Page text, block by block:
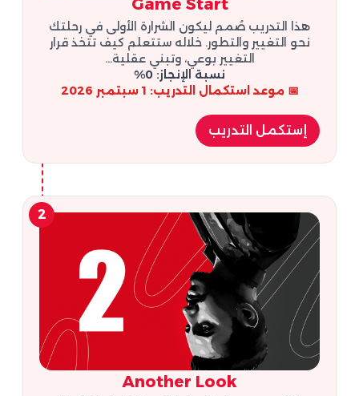
Game Start
هذا التدريب صُمم ليكون الشرارة الأولى في رحلتك
نحو التغيير والتطور. خلاله ستتعلم كيف تتخذ قرار
التغيير بوعي، وتبني عقلية...
نسبة الإنجاز: 0%
📅 موعد استكمال التدريب: 1 سبتمبر 2026
إستكمل التدريب
2
Another Look